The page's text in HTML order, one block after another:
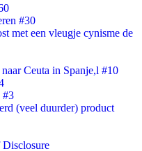
#30
met een vleugje cynisme de
Ceuta in Spanje,l #10
#3
(veel duurder) product